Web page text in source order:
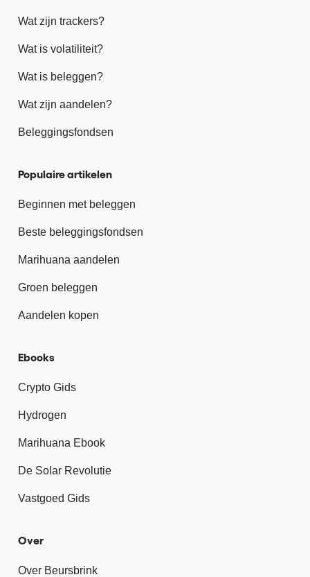
Wat zijn trackers?
Wat is volatiliteit?
Wat is beleggen?
Wat zijn aandelen?
Beleggingsfondsen
Populaire artikelen
Beginnen met beleggen
Beste beleggingsfondsen
Marihuana aandelen
Groen beleggen
Aandelen kopen
Ebooks
Crypto Gids
Hydrogen
Marihuana Ebook
De Solar Revolutie
Vastgoed Gids
Over
Over Beursbrink